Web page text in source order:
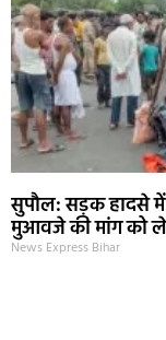
सुपौल: सड़क हादसे में
मुआवजे की मांग को
News Express Bihar